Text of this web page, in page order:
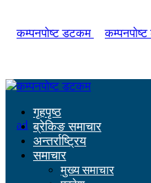
गृहपृष्ठ
ब्रेकिङ समाचार
अन्तर्राष्ट्रिय
समाचार
मुख्य समाचार